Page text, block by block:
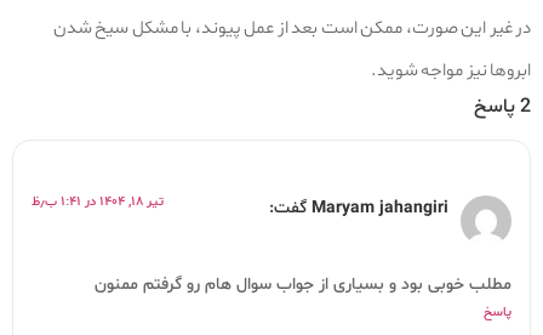
در غیر این صورت، ممکن است بعد از عمل پیوند، با مشکل سیخ شدن
ابروها نیز مواجه شوید.
2 پاسخ
Maryam jahangiri گفت: تیر ۱۸, ۱۴۰۴ در ۱:۴۱ ب٫ظ
مطلب خوبی بود و بسیاری از جواب سوال هام رو گرفتم ممنون
پاسخ